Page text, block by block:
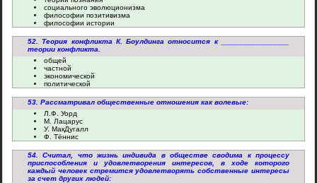
социального эволюционизма
философии позитивизма
философии истории
52. Теория конфликта К. Боулдинга относится к ________________
теории конфликта.
общей
частной
экономической
политической
53. Рассматривал общественные отношения как волевые:
Л.Ф. Уорд
М. Лацарус
У. МакДугалл
Ф. Тённис
54. Считал, что жизнь индивида в обществе сводима к процессу
приспособления и удовлетворения интересов, в ходе которого
каждый человек стремится удовлетворять собственные интересы
за счет других людей: